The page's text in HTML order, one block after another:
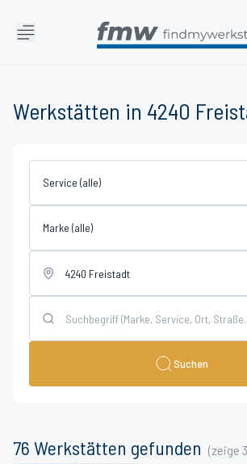
Werkstätten in 4240
Service (alle)
Marke (alle)
Suchen
76 Werkstätten gefunden (zeige